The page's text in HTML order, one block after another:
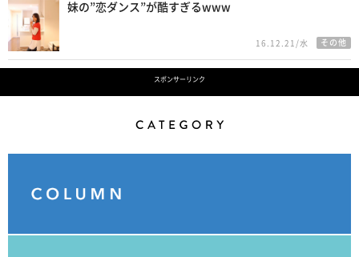
妹の”恋ダンス”が酷すぎるwww
16.12.21/水 その他
スポンサーリンク